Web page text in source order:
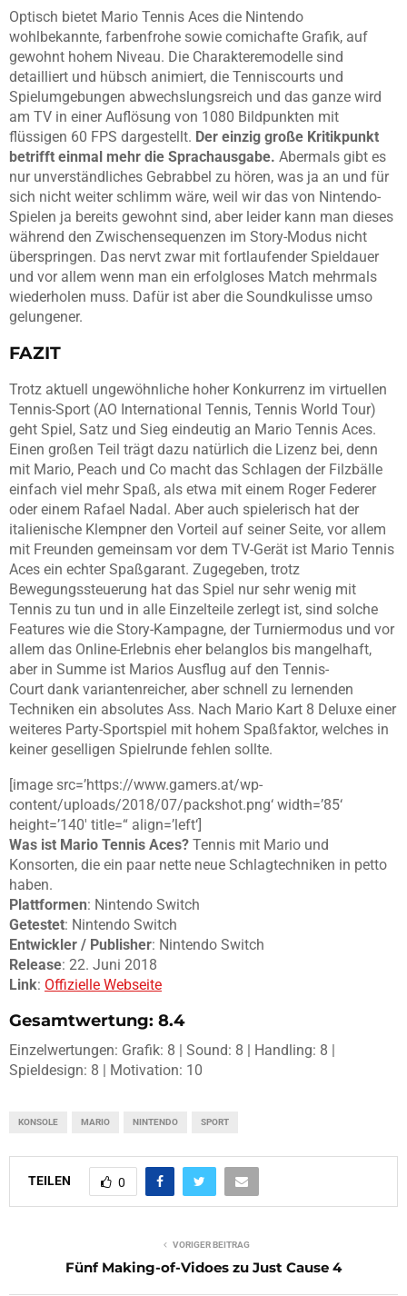
Optisch bietet Mario Tennis Aces die Nintendo
wohlbekannte, farbenfrohe sowie comichafte Grafik, auf
gewohnt hohem Niveau. Die Charakteremodelle sind
detailliert und hübsch animiert, die Tenniscourts und
Spielumgebungen abwechslungsreich und das ganze wird
am TV in einer Auflösung von 1080 Bildpunkten mit
flüssigen 60 FPS dargestellt. Der einzig große Kritikpunkt
betrifft einmal mehr die Sprachausgabe. Abermals gibt es
nur unverständliches Gebrabbel zu hören, was ja an und für
sich nicht weiter schlimm wäre, weil wir das von Nintendo-
Spielen ja bereits gewohnt sind, aber leider kann man dieses
während den Zwischensequenzen im Story-Modus nicht
überspringen. Das nervt zwar mit fortlaufender Spieldauer
und vor allem wenn man ein erfolgloses Match mehrmals
wiederholen muss. Dafür ist aber die Soundkulisse umso
gelungener.
FAZIT
Trotz aktuell ungewöhnliche hoher Konkurrenz im virtuellen
Tennis-Sport (AO International Tennis, Tennis World Tour)
geht Spiel, Satz und Sieg eindeutig an Mario Tennis Aces.
Einen großen Teil trägt dazu natürlich die Lizenz bei, denn
mit Mario, Peach und Co macht das Schlagen der Filzbälle
einfach viel mehr Spaß, als etwa mit einem Roger Federer
oder einem Rafael Nadal. Aber auch spielerisch hat der
italienische Klempner den Vorteil auf seiner Seite, vor allem
mit Freunden gemeinsam vor dem TV-Gerät ist Mario Tennis
Aces ein echter Spaßgarant. Zugegeben, trotz
Bewegungssteuerung hat das Spiel nur sehr wenig mit
Tennis zu tun und in alle Einzelteile zerlegt ist, sind solche
Features wie die Story-Kampagne, der Turniermodus und vor
allem das Online-Erlebnis eher belanglos bis mangelhaft,
aber in Summe ist Marios Ausflug auf den Tennis-
Court dank variantenreicher, aber schnell zu lernenden
Techniken ein absolutes Ass. Nach Mario Kart 8 Deluxe einer
weiteres Party-Sportspiel mit hohem Spaßfaktor, welches in
keiner geselligen Spielrunde fehlen sollte.
[image src=’https://www.gamers.at/wp-
content/uploads/2018/07/packshot.png‘ width=’85‘
height=’140′ title=“ align=’left‘]
Was ist Mario Tennis Aces? Tennis mit Mario und
Konsorten, die ein paar nette neue Schlagtechniken in petto
haben.
Plattformen: Nintendo Switch
Getestet: Nintendo Switch
Entwickler / Publisher: Nintendo Switch
Release: 22. Juni 2018
Link: Offizielle Webseite
Gesamtwertung: 8.4
Einzelwertungen: Grafik: 8 | Sound: 8 | Handling: 8 |
Spieldesign: 8 | Motivation: 10
KONSOLE MARIO NINTENDO SPORT
TEILEN 0
VORIGER BEITRAG
Fünf Making-of-Vidoes zu Just Cause 4